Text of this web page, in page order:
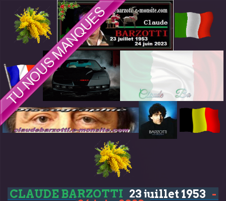
CLAUDE BARZOTTI 23 juillet 1953 -